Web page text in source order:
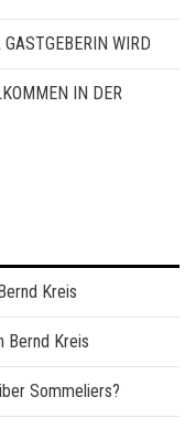
WIRD
IN DER
Kreis
Bernd Kreis
Sommeliers?